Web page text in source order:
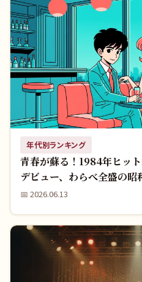
年代別ランキング
青春が蘇る！1984年ヒッ
デビュー、わらべ全盛の
📅 2026.06.13